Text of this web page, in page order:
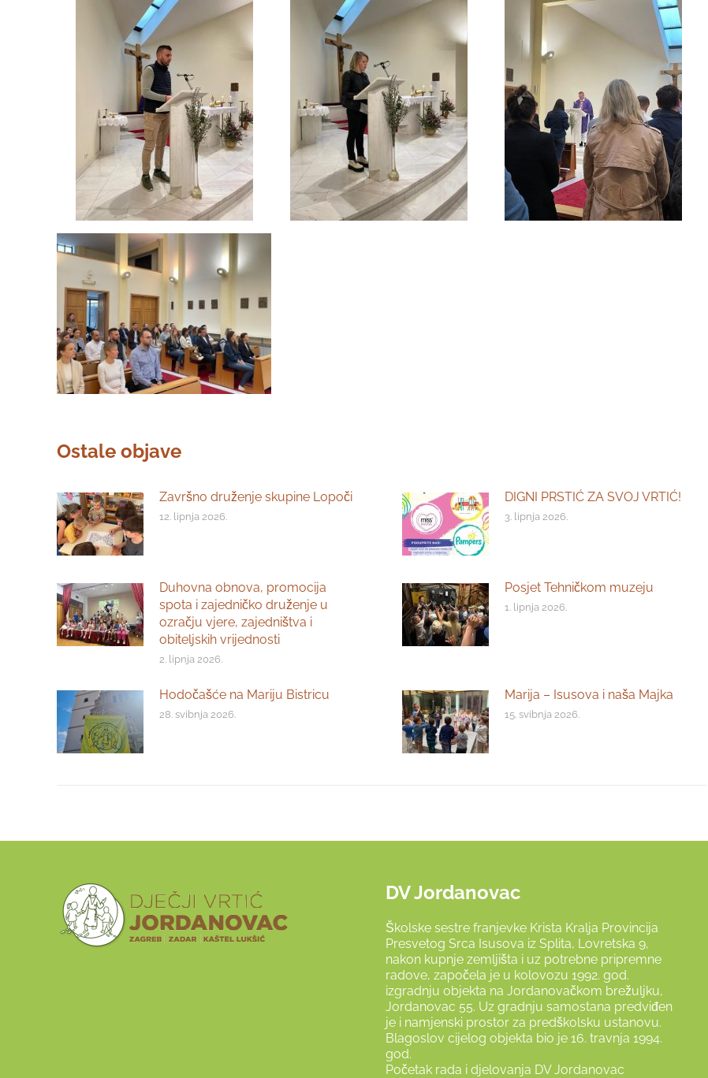
Ostale objave
Završno druženje skupine Lopoči
12. lipnja 2026.
DIGNI PRSTIĆ ZA SVOJ VRTIĆ!
3. lipnja 2026.
Duhovna obnova, promocija
spota i zajedničko druženje u
ozračju vjere, zajedništva i
obiteljskih vrijednosti
2. lipnja 2026.
Posjet Tehničkom muzeju
1. lipnja 2026.
Hodočašće na Mariju Bistricu
28. svibnja 2026.
Marija – Isusova i naša Majka
15. svibnja 2026.
DV Jordanovac
Školske sestre franjevke Krista Kralja Provincija
Presvetog Srca Isusova iz Splita, Lovretska 9,
nakon kupnje zemljišta i uz potrebne pripremne
radove, započela je u kolovozu 1992. god.
izgradnju objekta na Jordanovačkom brežuljku,
Jordanovac 55. Uz gradnju samostana predviđen
je i namjenski prostor za predškolsku ustanovu.
Blagoslov cijelog objekta bio je 16. travnja 1994.
god.
Početak rada i djelovanja DV Jordanovac